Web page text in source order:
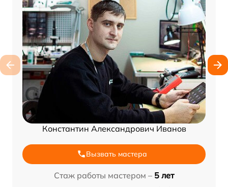
Константин Александрович Иванов
Вызвать мастера
Стаж работы мастером – 5 лет